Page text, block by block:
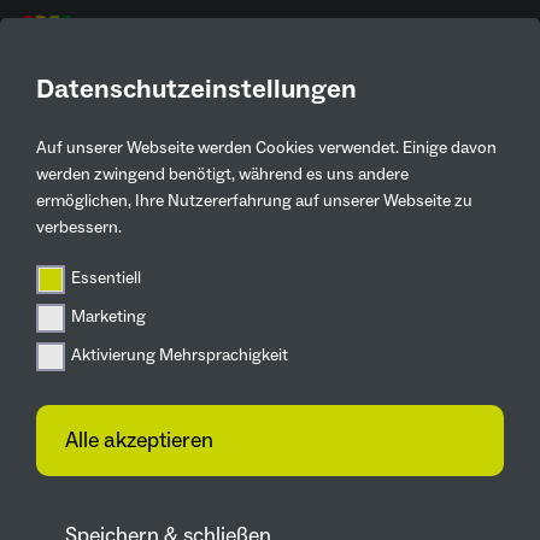
Datenschutzeinstellungen
Auf unserer Webseite werden Cookies verwendet. Einige davon
werden zwingend benötigt, während es uns andere
ermöglichen, Ihre Nutzererfahrung auf unserer Webseite zu
verbessern.
Essentiell
Marketing
Aktivierung Mehrsprachigkeit
Alle akzeptieren
GRÜNER
WOHNEN
100 Wohngärten